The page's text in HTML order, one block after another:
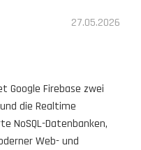
27.05.2026
Google Firebase zwei
die Realtime
NoSQL-Datenbanken,
Web- und